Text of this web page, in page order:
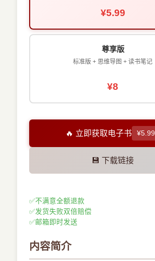
¥5.99
尊享版
标准版 + 思维导图 + 读书笔记
¥8
🔥 立即获取电子书 ¥5.99
💾 下载链接
✅不满意全额退款
✅发货失败双倍赔偿
✅邮箱即时发送
内容简介